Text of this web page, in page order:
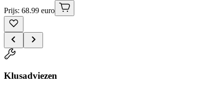
Prijs: 68.99 euro
Klusadviezen